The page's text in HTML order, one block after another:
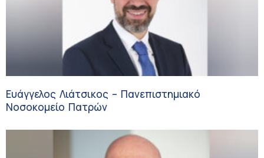
Ευάγγελος Λιάτσικος – Πανεπιστημιακό
Νοσοκομείο Πατρών